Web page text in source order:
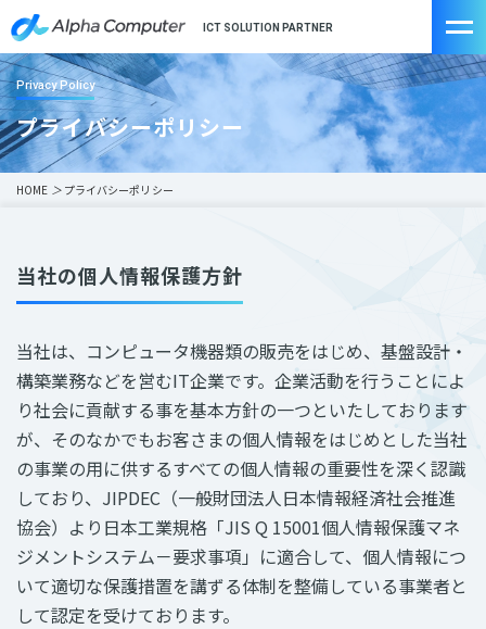
ICT SOLUTION PARTNER
Privacy Policy
プライバシーポリシー
HOME ＞ プライバシーポリシー
当社の個人情報保護方針
当社は、コンピュータ機器類の販売をはじめ、基盤設計・
構築業務などを営むIT企業です。企業活動を行うことによ
り社会に貢献する事を基本方針の一つといたしております
が、そのなかでもお客さまの個人情報をはじめとした当社
の事業の用に供するすべての個人情報の重要性を深く認識
しており、JIPDEC（一般財団法人日本情報経済社会推進
協会）より日本工業規格「JIS Q 15001個人情報保護マネ
ジメントシステム－要求事項」に適合して、個人情報につ
いて適切な保護措置を講ずる体制を整備している事業者と
して認定を受けております。